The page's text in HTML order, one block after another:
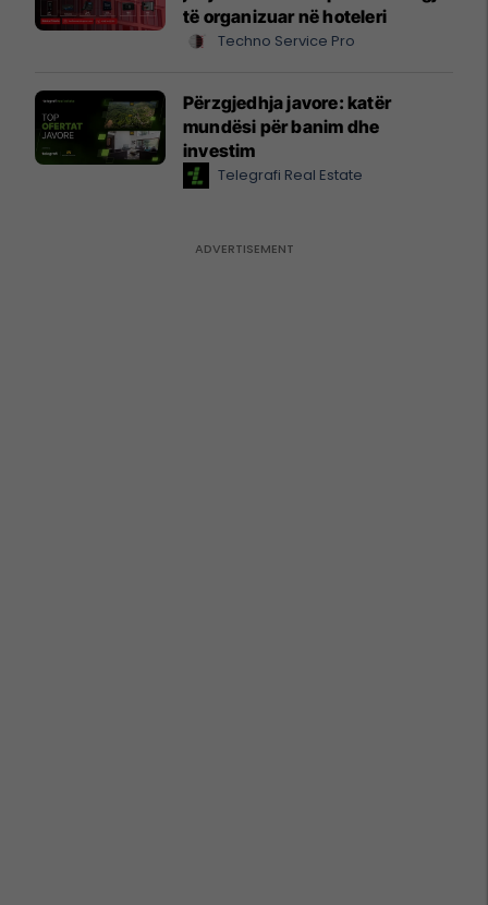
të organizuar në hoteleri
Techno Service Pro
Përzgjedhja javore: katër
mundësi për banim dhe
investim
Telegrafi Real Estate